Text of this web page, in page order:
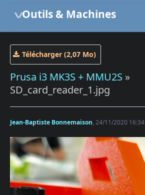
Outils & Machines
Télécharger (2,07 Mo)
Prusa i3 MK3S + MMU2S »
SD_card_reader_1.jpg
Jean-Baptiste Bonnemaison, 24/11/2020 16:34